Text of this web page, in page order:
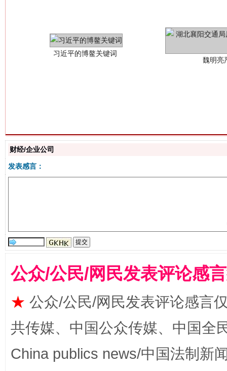
“刷贴”乱象丛生
揭批美国五大"原罪" "炒
财经/企业公司
发表感言：
公众/公民/网民发表评论感
★ 公众/公民/网民发表评论感言
共传媒、中国公众传媒、中国全
China publics news/中国法制新